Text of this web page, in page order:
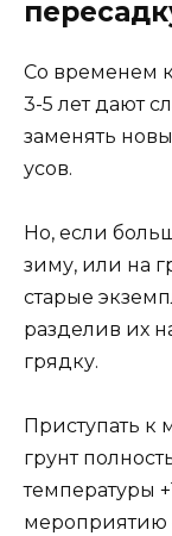
Со временем
3-5 лет дают
заменять
усов.
Но, если
зиму, или на
старые
разделив их
грядку.
Приступать к
грунт
температуры
мероприятию